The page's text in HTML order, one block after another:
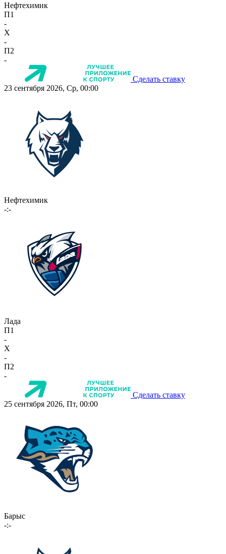
Нефтехимик
П1
-
X
-
П2
-
Сделать ставку
23 сентября 2026, Ср, 00:00
Нефтехимик
-:-
Лада
П1
-
X
-
П2
-
Сделать ставку
25 сентября 2026, Пт, 00:00
Барыс
-:-